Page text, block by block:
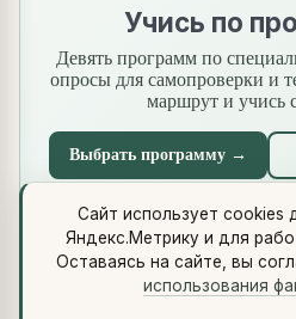
Учись по
Девять программ по
опросы для самопроверки и
маршрут и учись
Выбрать программу →
Что нового Стандарты
Методология (Use
Сайт использует cookies
Яндекс.Метрику и для
Оставаясь на сайте, вы
использования